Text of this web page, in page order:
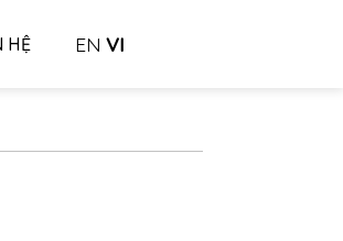
HỆ EN VI